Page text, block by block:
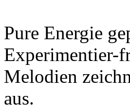
Pure Energie
Experimentier-
Melodien
aus.